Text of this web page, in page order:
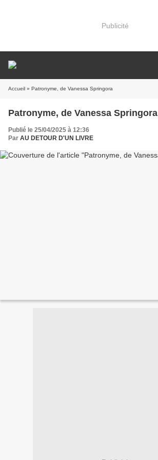
Publicité
Accueil » Patronyme, de Vanessa Springora
Patronyme, de Vanessa Springora
Publié le 25/04/2025 à 12:36
Par AU DETOUR D'UN LIVRE